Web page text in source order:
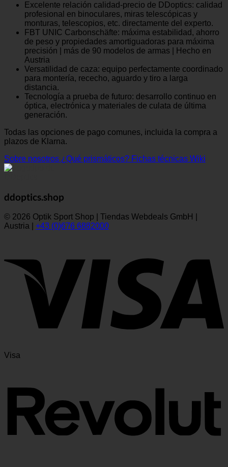
Excelente relación calidad-precio de DDoptics: calidad
profesional en binoculares, miras telescópicas y
monturas, telescopios, etc. directamente del experto.
FBT UNIC Carbonschäfte: máxima estabilidad, ahorro
de peso y propiedades amortiguadoras para máxima
precisión | más de 90 modelos de armas | Hecho en
Austria
Versatilidad de caza: equipo perfectamente coordinado
para montería, rececho, aguardo y tiro a larga
distancia.
Tecnología a prueba de futuro: desarrollo continuo en
óptica, electrónica y materiales de culata de última
generación.
Todas las opciones de pago comunes, incluida la compra a
plazos de Klarna.
Sobre nosotros ¿Qué prismáticos? Fichas técnicas Wiki
ddoptics.shop
© 2026 Optik Sport Shop | Tiendas Webdeals GmbH |
Austria | +43 (0)676 6882000
Visa